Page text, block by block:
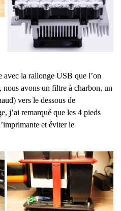
avec la rallonge USB que l’on
nous avons un filtre à charbon, un
vers le dessous de
j’ai remarqué que les 4 pieds
et éviter le